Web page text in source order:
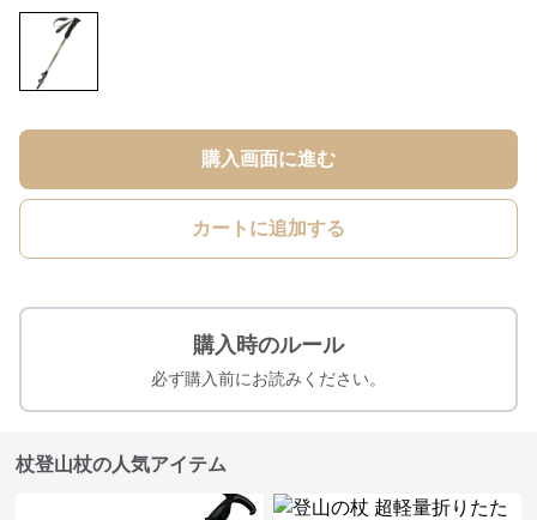
購入画面に進む
カートに追加する
購入時のルール
必ず購入前にお読みください。
杖登山杖の人気アイテム